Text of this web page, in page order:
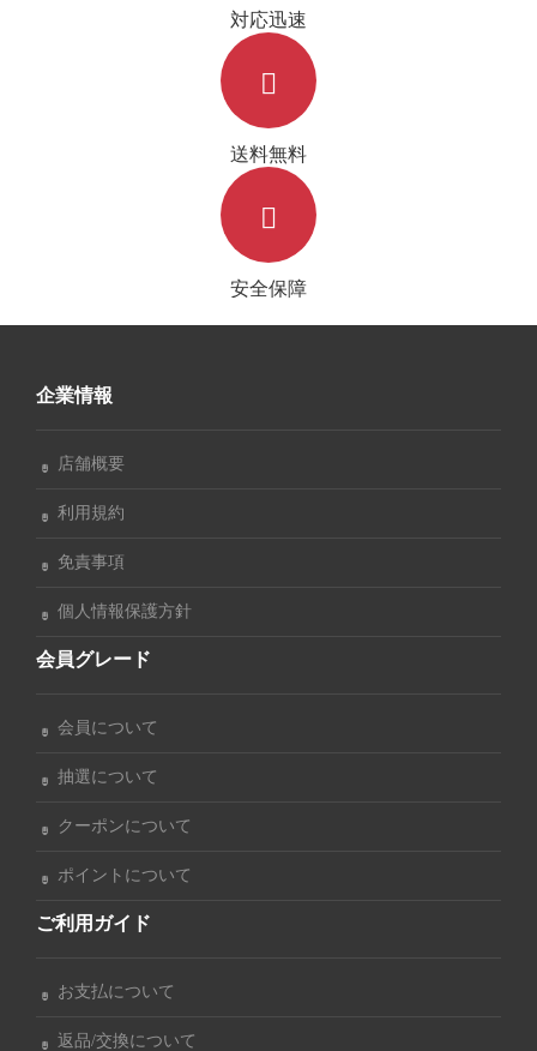
対応迅速
送料無料
安全保障
企業情報
店舗概要
利用規約
免責事項
個人情報保護方針
会員グレード
会員について
抽選について
クーポンについて
ポイントについて
ご利用ガイド
お支払について
返品/交換について